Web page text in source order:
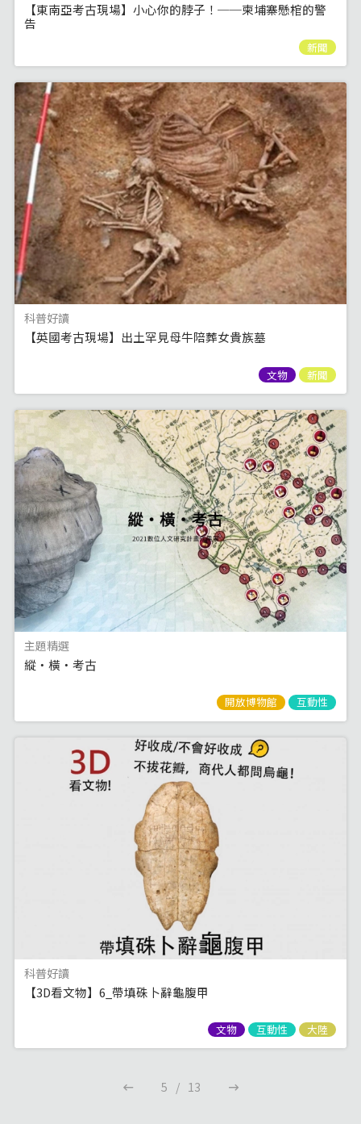
【東南亞考古現場】小心你的脖子！──柬埔寨懸棺的警
告
新聞
科普好讀
【英國考古現場】出土罕見母牛陪葬女貴族墓
文物 新聞
主題精選
縱‧橫‧考古
開放博物館 互動性
科普好讀
【3D看文物】6_帶填硃卜辭龜腹甲
文物 互動性 大陸
5 / 13